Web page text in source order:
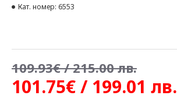
101.75€ / 199.01 лв.
109.93€ / 215.00 лв.
Кат. номер: 6553